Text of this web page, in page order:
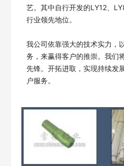
艺。其中自行开发的LY12、
行业领先地位。
我公司依靠强大的技术实力，
务，来赢得客户的推崇。我们
先锋。开拓进取，实现持续发
户服务。